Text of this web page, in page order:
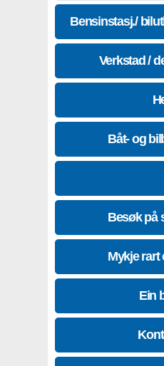
Bensinstasj./
Verkstad /
Båt- og
Besøk på
Mykje rart
Ein